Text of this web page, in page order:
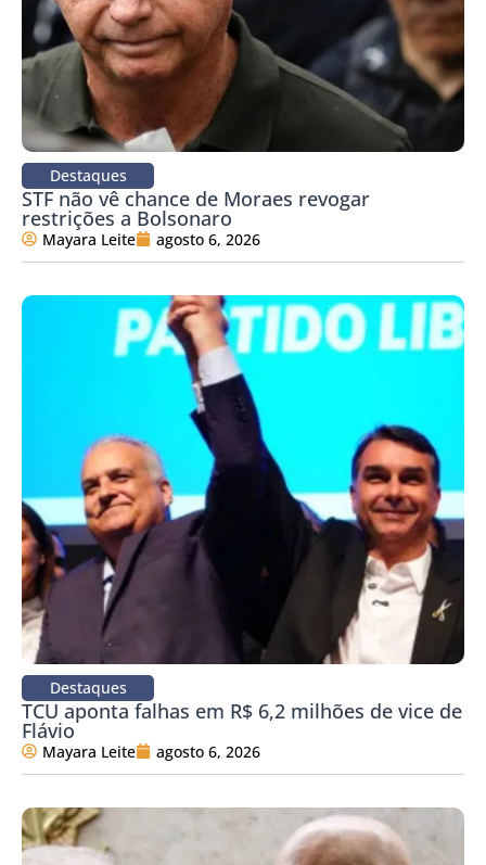
Destaques
STF não vê chance de Moraes revogar
restrições a Bolsonaro
Mayara Leite agosto 6, 2026
Destaques
TCU aponta falhas em R$ 6,2 milhões de vice de
Flávio
Mayara Leite agosto 6, 2026